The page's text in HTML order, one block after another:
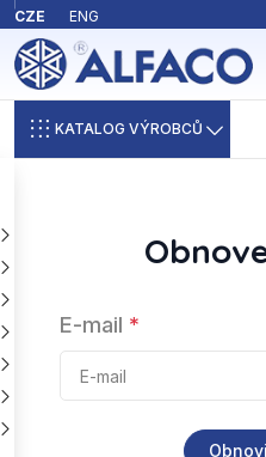
CZE ENG
KATALOG VÝROBCŮ
E-mail *